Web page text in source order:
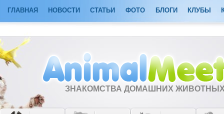
ГЛАВНАЯ НОВОСТИ СТАТЬИ ФОТО БЛОГИ КЛУБЫ
ЗНАКОМСТВА ДОМАШНИХ